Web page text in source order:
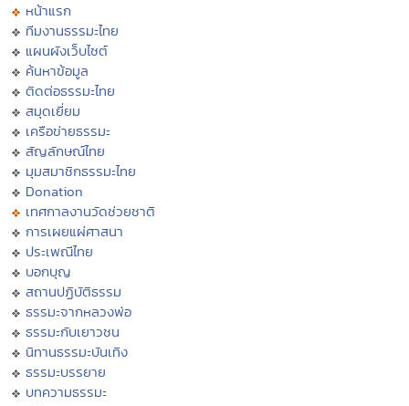
หน้าแรก
ทีมงานธรรมะไทย
แผนผังเว็บไซต์
ค้นหาข้อมูล
ติดต่อธรรมะไทย
สมุดเยี่ยม
เครือข่ายธรรมะ
สัญลักษณ์ไทย
มุมสมาชิกธรรมะไทย
Donation
เทศกาลงานวัดช่วยชาติ
การเผยแผ่ศาสนา
ประเพณีไทย
บอกบุญ
สถานปฏิบัติธรรม
ธรรมะจากหลวงพ่อ
ธรรมะกับเยาวชน
นิทานธรรมะบันเทิง
ธรรมะบรรยาย
บทความธรรมะ